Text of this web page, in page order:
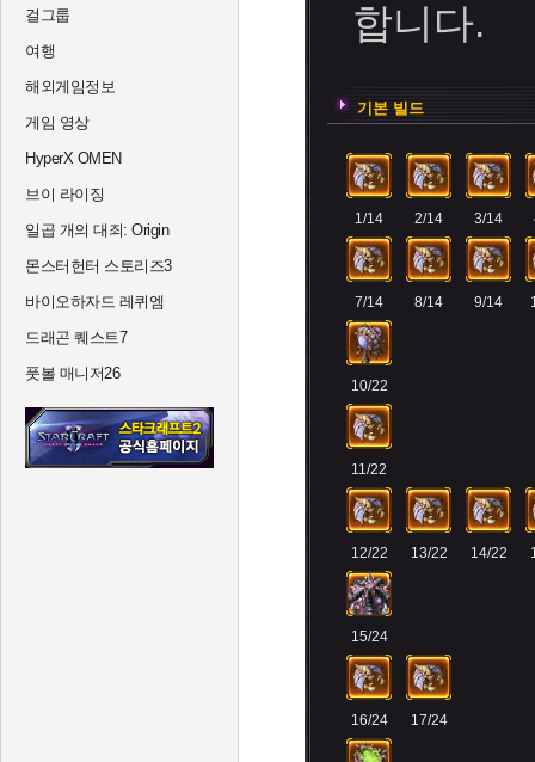
걸그룹
여행
해외게임정보
게임 영상
HyperX OMEN
브이 라이징
일곱 개의 대죄: Origin
몬스터헌터 스토리즈3
바이오하자드 레퀴엠
드래곤 퀘스트7
풋볼 매니저26
합니다.
기본 빌드
1/14 2/14 3/14
7/14 8/14 9/14
10/22
11/22
12/22 13/22 14/22
15/24
16/24 17/24